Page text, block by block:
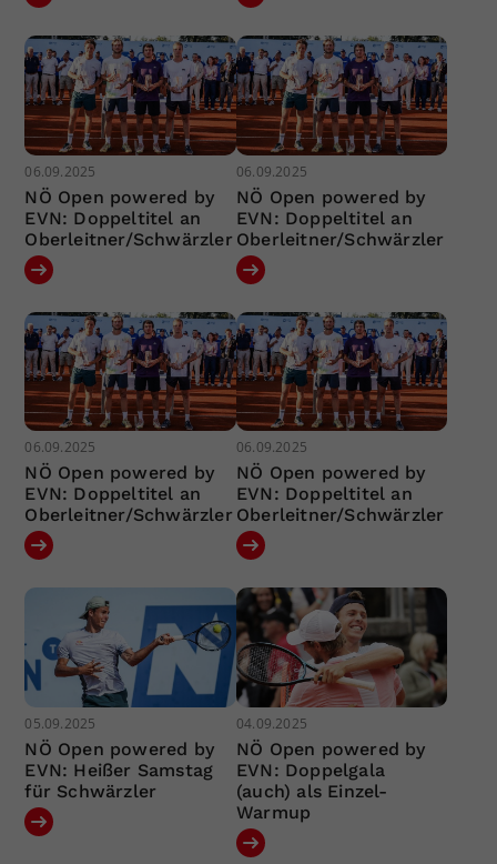
06.09.2025
NÖ Open powered by
EVN: Doppeltitel an
Oberleitner/Schwärzler
06.09.2025
NÖ Open powered by
EVN: Doppeltitel an
Oberleitner/Schwärzler
06.09.2025
NÖ Open powered by
EVN: Doppeltitel an
Oberleitner/Schwärzler
06.09.2025
NÖ Open powered by
EVN: Doppeltitel an
Oberleitner/Schwärzler
05.09.2025
NÖ Open powered by
EVN: Heißer Samstag
für Schwärzler
04.09.2025
NÖ Open powered by
EVN: Doppelgala
(auch) als Einzel-
Warmup